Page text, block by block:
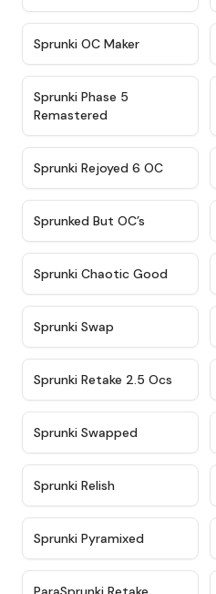
Sprunki OC Maker
Sprunki Phase 5
Remastered
★ 4.4
Sprunki Rejoyed 6 OC
Sprunked But OC’s
★ 4.7
Sprunki Chaotic Good
Sprunki Swap
★ 4.6
Sprunki Retake 2.5 Ocs
Sprunki Swapped
Sprunki Relish
Sprunki Pyramixed
★